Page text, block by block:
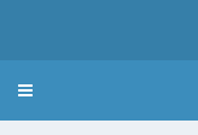
Bulmaca